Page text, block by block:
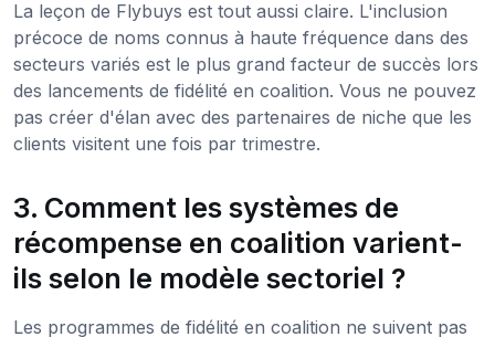
La leçon de Flybuys est tout aussi claire. L'inclusion
précoce de noms connus à haute fréquence dans des
secteurs variés est le plus grand facteur de succès lors
des lancements de fidélité en coalition. Vous ne pouvez
pas créer d'élan avec des partenaires de niche que les
clients visitent une fois par trimestre.
3. Comment les systèmes de
récompense en coalition varient-
ils selon le modèle sectoriel ?
Les programmes de fidélité en coalition ne suivent pas